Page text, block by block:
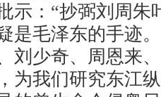
示：“抄弼刘周朱
是毛泽东的手迹
刘少奇、周恩来
为我们研究东江